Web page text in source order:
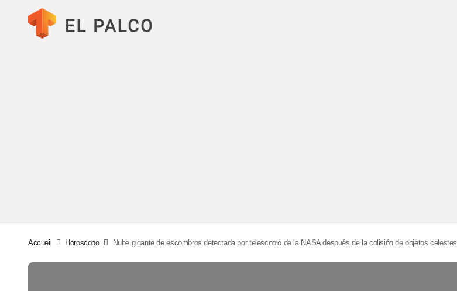
Accueil Horoscopo Nube gigante de escombros detectada por telescopio de la NASA después de la colisión de objetos celestes